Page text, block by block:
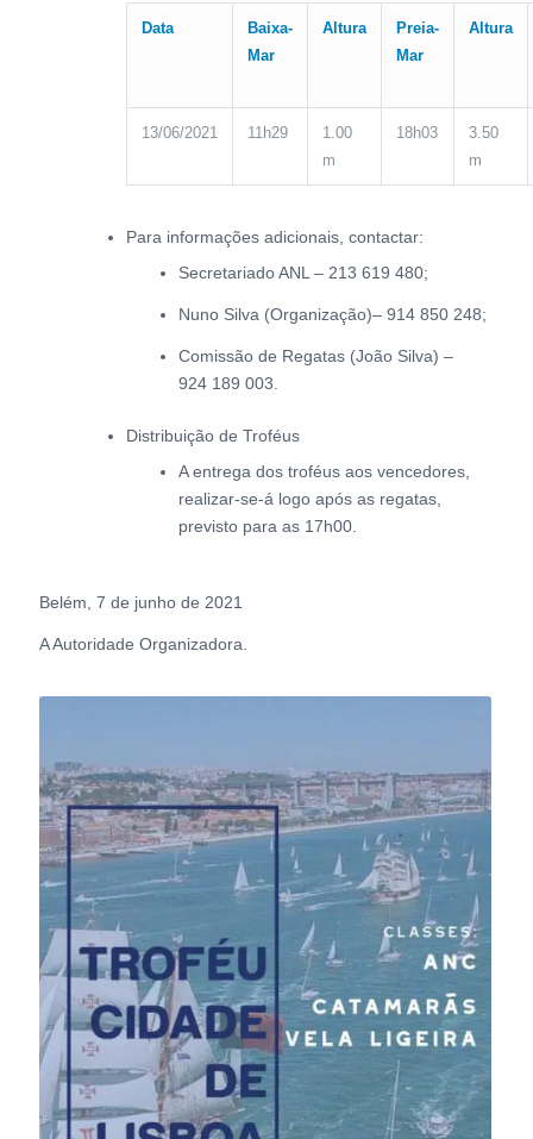
Data
Baixa-
Mar
Altura
Preia-
Mar
Altura
13/06/2021 11h29
1.00
m
18h03
3.50
m
Para informações adicionais, contactar:
Secretariado ANL – 213 619 480;
Nuno Silva (Organização)– 914 850 248;
Comissão de Regatas (João Silva) –
924 189 003.
Distribuição de Troféus
A entrega dos troféus aos vencedores,
realizar-se-á logo após as regatas,
previsto para as 17h00.
Belém, 7 de junho de 2021
A Autoridade Organizadora.